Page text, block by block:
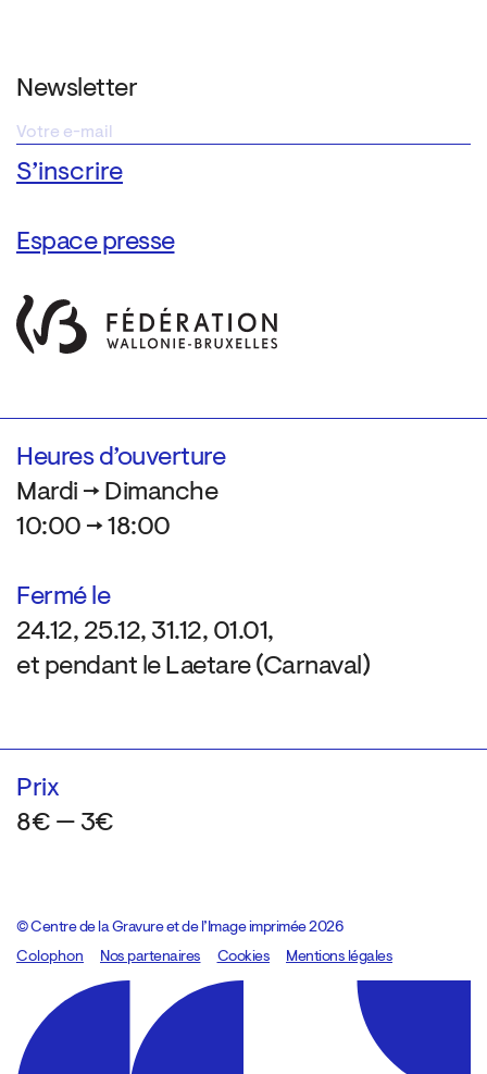
Newsletter
Espace presse
Heures d’ouverture
Mardi → Dimanche
10:00 → 18:00
Fermé le
24.12, 25.12, 31.12, 01.01,
et pendant le Laetare (Carnaval)
Prix
8€ — 3€
© Centre de la Gravure et de l’Image imprimée 2026
Colophon
Design:Marcel Kaczmarek, code:8080.studio
Nos partenaires Cookies Mentions légales